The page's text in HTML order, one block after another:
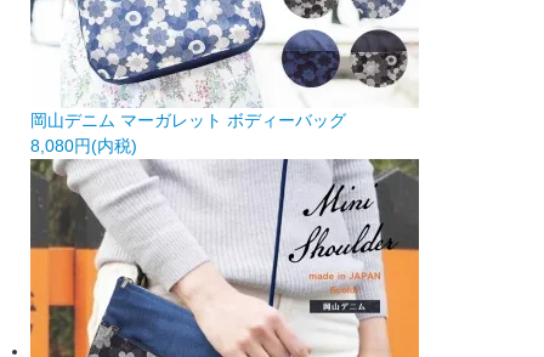
岡山デニム マーガレット ボディーバッグ
8,080円(内税)